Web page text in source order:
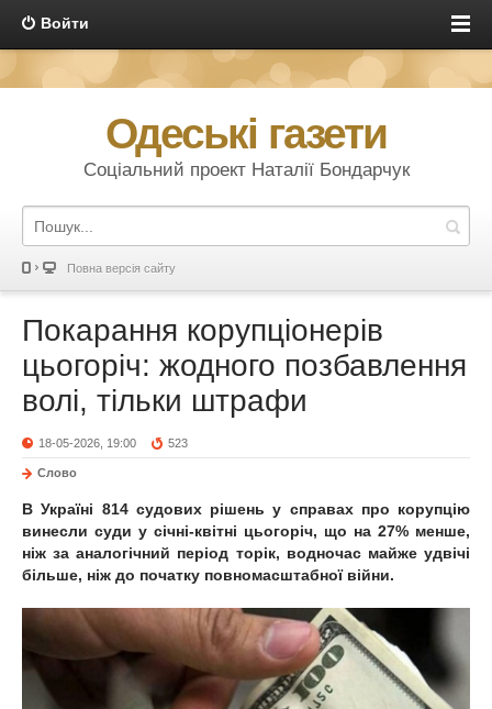
Войти
Одеські газети
Соціальний проект Наталії Бондарчук
Повна версія сайту
Покарання корупціонерів
цьогоріч: жодного позбавлення
волі, тільки штрафи
18-05-2026, 19:00 523
Слово
В Україні 814 судових рішень у справах про корупцію
винесли суди у січні-квітні цьогоріч, що на 27% менше,
ніж за аналогічний період торік, водночас майже удвічі
більше, ніж до початку повномасштабної війни.